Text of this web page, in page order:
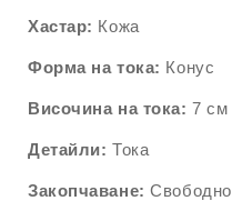
Хастар: Кожа
Форма на тока: Конус
Височина на тока:7 см
Детайли:Тока
Закопчаване: Свободно